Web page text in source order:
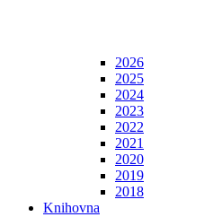
2026
2025
2024
2023
2022
2021
2020
2019
2018
Knihovna